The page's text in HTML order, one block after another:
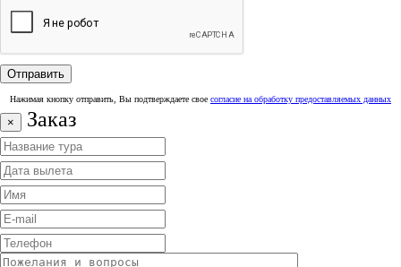
Нажимая кнопку отправить, Вы подтверждаете свое согласие на обработку предоставляемых данных
× Заказ